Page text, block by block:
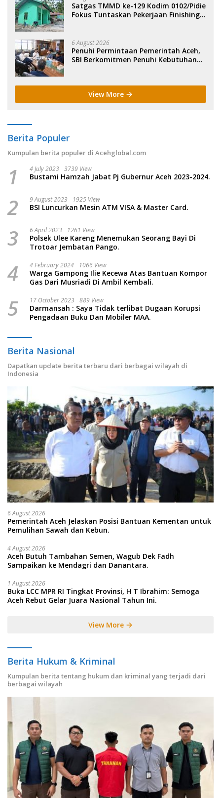
Satgas TMMD ke-129 Kodim 0102/Pidie
Fokus Tuntaskan Pekerjaan Finishing
6 August 2026
Penuhi Permintaan Pemerintah Aceh,
SBI Berkomitmen Penuhi Kebutuhan
View More
Berita Populer
Kumpulan berita populer di Acehglobal.com
1 4 July 2023 3739 View
Bustami Hamzah Jabat Pj Gubernur Aceh 2023-2024.
2 9 August 2023 1925 View
BSI Luncurkan Mesin ATM VISA & Master Card.
3 6 April 2023 1261 View
Polsek Ulee Kareng Menemukan Seorang Bayi Di
Trotoar Jembatan Pango.
4 4 February 2024 1066 View
Warga Gampong Ilie Kecewa Atas Bantuan Kompor
Gas Dari Musriadi Di Ambil Kembali.
5 17 October 2023 889 View
Darmansah : Saya Tidak terlibat Dugaan Korupsi
Pengadaan Buku Dan Mobiler MAA.
Berita Nasional
Dapatkan update berita terbaru dari berbagai wilayah di
Indonesia
6 August 2026
Pemerintah Aceh Jelaskan Posisi Bantuan Kementan untuk
Pemulihan Sawah dan Kebun.
4 August 2026
Aceh Butuh Tambahan Semen, Wagub Dek Fadh
Sampaikan ke Mendagri dan Danantara.
1 August 2026
Buka LCC MPR RI Tingkat Provinsi, H T Ibrahim: Semoga
Aceh Rebut Gelar Juara Nasional Tahun Ini.
View More
Berita Hukum & Kriminal
Kumpulan berita tentang hukum dan kriminal yang terjadi dari
berbagai wilayah